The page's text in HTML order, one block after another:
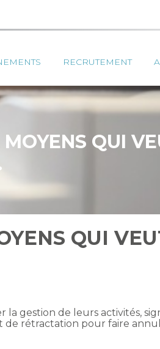
RECRUTEMENT
MOYENS QUI
QUI
la gestion de leurs activités,
de rétractation pour faire